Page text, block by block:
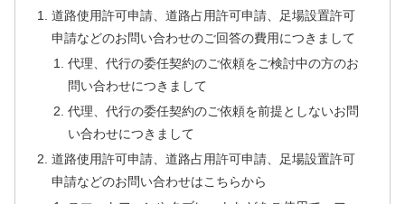
道路使用許可申請、道路占用許可申請、足場設置許可
申請などのお問い合わせのご回答の費用につきまして
代理、代行の委任契約のご依頼をご検討中の方のお
問い合わせにつきまして
代理、代行の委任契約のご依頼を前提としないお問
い合わせにつきまして
道路使用許可申請、道路占用許可申請、足場設置許可
申請などのお問い合わせはこちらから